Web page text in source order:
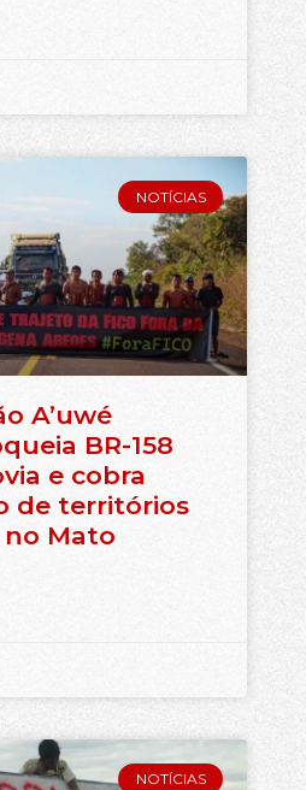
NOTÍCIAS
A’uwé
BR-158
e cobra
de territórios
Mato
NOTÍCIAS